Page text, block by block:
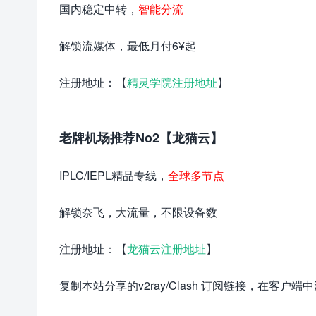
国内稳定中转， 智能分流
解锁流媒体，最低月付6¥起
注册地址：【精灵学院注册地址】
老牌机场推荐No2【龙猫云】
IPLC/IEPL精品专线， 全球多节点
解锁奈飞，大流量，不限设备数
注册地址：【龙猫云注册地址】
复制本站分享的v2ray/Clash 订阅链接，在客户端中